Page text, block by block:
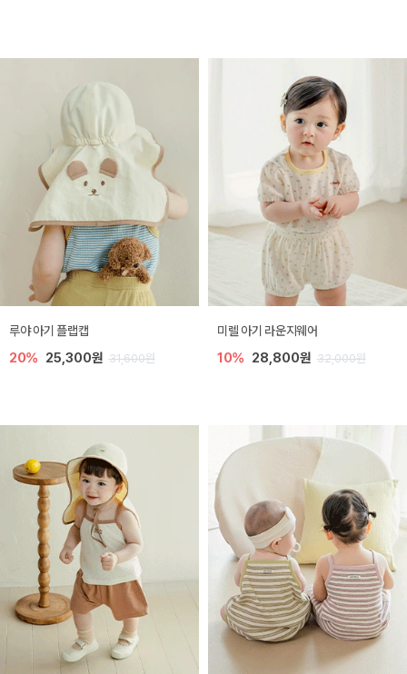
루야 아기 플랩캡
20% 25,300원 31,600원
미렐 아기 라운지웨어
10% 28,800원 32,000원